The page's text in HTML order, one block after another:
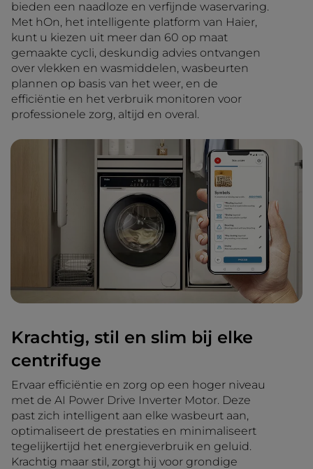
bieden een naadloze en verfijnde waservaring.
Met hOn, het intelligente platform van Haier,
kunt u kiezen uit meer dan 60 op maat
gemaakte cycli, deskundig advies ontvangen
over vlekken en wasmiddelen, wasbeurten
plannen op basis van het weer, en de
efficiëntie en het verbruik monitoren voor
professionele zorg, altijd en overal.
Krachtig, stil en slim bij elke
centrifuge
Ervaar efficiëntie en zorg op een hoger niveau
met de AI Power Drive Inverter Motor. Deze
past zich intelligent aan elke wasbeurt aan,
optimaliseert de prestaties en minimaliseert
tegelijkertijd het energieverbruik en geluid.
Krachtig maar stil, zorgt hij voor grondige